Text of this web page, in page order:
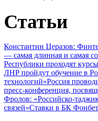
Статьи
Константин Церазов:
— самая длинная и самая
Республики проходят
ЛНР пройдут обучение в
технологий»Россия
пресс-конференция,
Фролов: «Российско-
связей»Ставки в БК